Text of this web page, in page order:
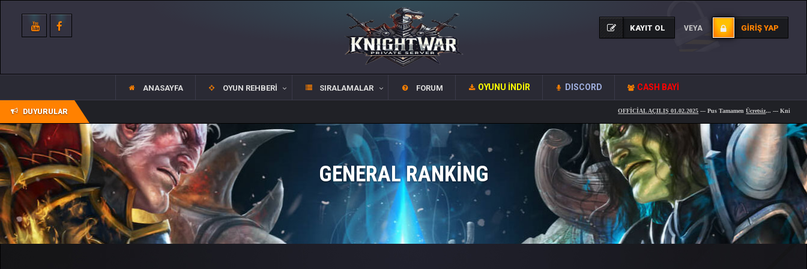
KAYIT OL VEYA GIRIŞ YAP
ANASAYFA OYUN REHBERI SIRALAMALAR FORUM OYUNU İNDIR DISCORD CASH BAYİ
DUYURULAR OFFİCİAL AÇILIŞ 01.02.2025--- Pus TamamenÜcretsiz... --- KnightWAR
GENERAL RANKING